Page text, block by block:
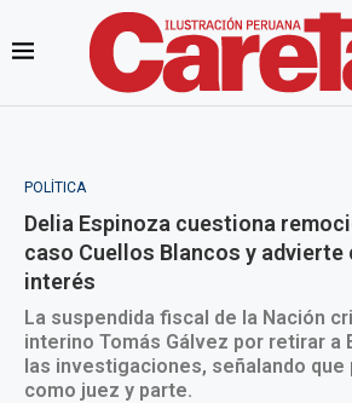
POLÍTICA
Delia Espinoza cuestiona
caso Cuellos Blancos y
interés
La suspendida fiscal de la Nación
interino Tomás Gálvez por retirar a
las investigaciones, señalando que
como juez y parte.